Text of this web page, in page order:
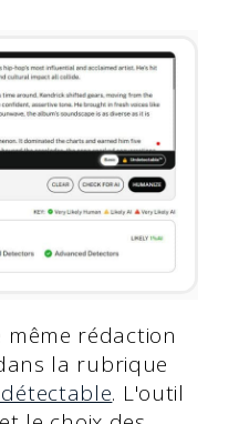
même rédaction
la rubrique
. L'outil